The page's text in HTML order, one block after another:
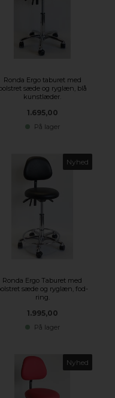
Ronda Ergo taburet med
sæde og ryglæn, blå
kunstlæder.
1.695,00
På lager
Nyhed
Ronda Ergo Taburet med
sæde og ryglæn, fod-
ring.
1.995,00
På lager
Nyhed